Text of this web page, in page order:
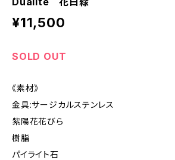
¥11,500
SOLD OUT
《素材》
金具:サージカルステンレス
紫陽花花びら
樹脂
パイライト石